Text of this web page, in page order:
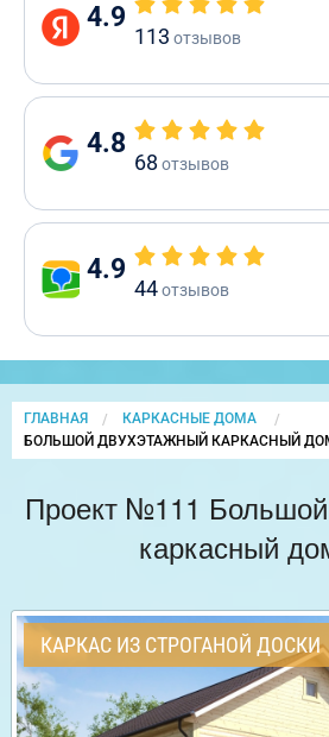
4.9
113 отзывов
4.8
68 отзывов
4.9
44отзывов
ГЛАВНАЯ
КАРКАСНЫЕ ДОМА
CURRENT:
БОЛЬШОЙ ДВУХЭТАЖНЫЙ КАРКАСНЫЙ
Проект №111
каркасный
КАРКАС ИЗ СТРОГАНОЙ ДОСКИ